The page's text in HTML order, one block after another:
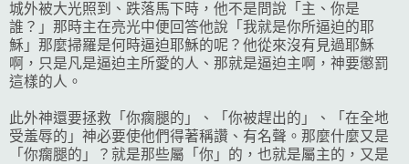
城外被大光照到、跌落馬下時，他不是問說「主、你是
誰？」那時主在亮光中便回答他說「我就是你所逼迫的耶
穌」那麼掃羅是何時逼迫耶穌的呢？他從來沒有見過耶穌
啊，只是凡是逼迫主所愛的人、那就是逼迫主啊，神要懲罰
這樣的人。
此外神還要拯救「你瘸腿的」、「你被趕出的」、「在全地
受羞辱的」神必要使他們得著稱讚、有名聲。那麼什麼又是
「你瘸腿的」？就是那些屬「你」的，也就是屬主的，又是